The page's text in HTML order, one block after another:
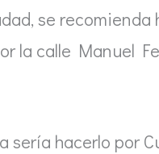
se
la calle Manuel
sería hacerlo por